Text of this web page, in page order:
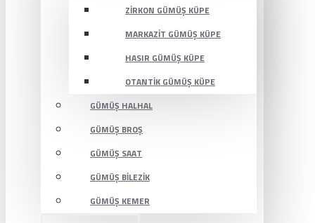
ZIRKON GÜMÜŞ KÜPE
MARKAZIT GÜMÜŞ KÜPE
HASIR GÜMÜŞ KÜPE
OTANTIK GÜMÜŞ KÜPE
GÜMÜŞ HALHAL
GÜMÜŞ BROŞ
GÜMÜŞ SAAT
GÜMÜŞ BILEZIK
GÜMÜŞ KEMER